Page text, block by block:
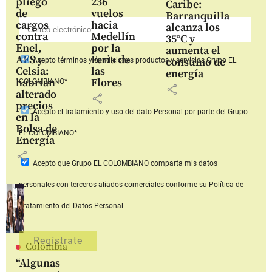
de
cargos
contra
Enel,
AES y
Celsia:
habrían
alterado
precios
en la
Bolsa de
Energía
share
vuelos
hacia
Medellín
por la
Feria de
las
Flores
share
Caribe:
Barranquilla
alcanza los
35°C y
aumenta el
consumo de
energía
share
Colombia
“Algunas
Aceptotérminos y condiciones productos y serviciosGrupo EL
COLOMBIANO*
Acepto el tratamiento y uso del dato Personal por parte del Grupo
EL COLOMBIANO*
Acepto que Grupo EL COLOMBIANOcomparta mis datos
personales con terceros aliados comerciales conforme su Política de
Tratamiento del Datos Personal.